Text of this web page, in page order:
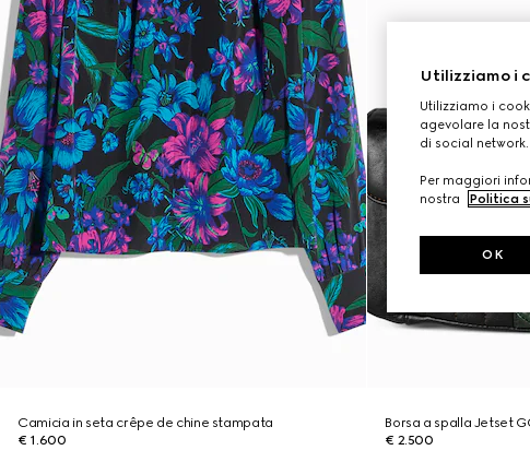
Camicia in seta crêpe de chine stampata
€ 1.600
Borsa a spalla Jetset
€ 2.500
Utilizziamo i
Utilizziamo i
agevolare la
di social
Per maggiori
nostra
Politica
OK